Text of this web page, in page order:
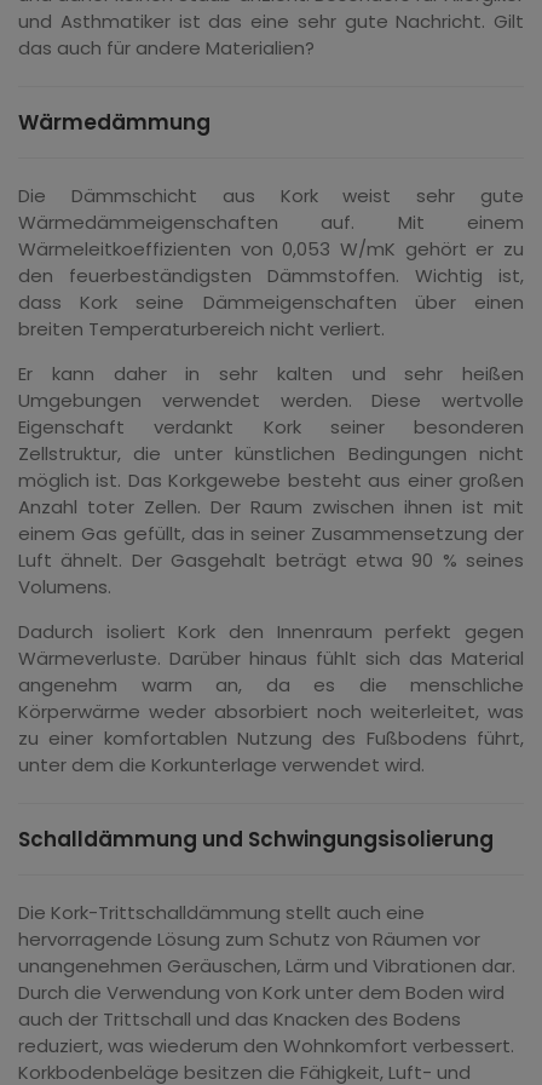
und Asthmatiker ist das eine sehr gute Nachricht. Gilt
das auch für andere Materialien?
Wärmedämmung
Die Dämmschicht aus Kork weist sehr gute
Wärmedämmeigenschaften auf. Mit einem
Wärmeleitkoeffizienten von 0,053 W/mK gehört er zu
den feuerbeständigsten Dämmstoffen. Wichtig ist,
dass Kork seine Dämmeigenschaften über einen
breiten Temperaturbereich nicht verliert.
Er kann daher in sehr kalten und sehr heißen
Umgebungen verwendet werden. Diese wertvolle
Eigenschaft verdankt Kork seiner besonderen
Zellstruktur, die unter künstlichen Bedingungen nicht
möglich ist. Das Korkgewebe besteht aus einer großen
Anzahl toter Zellen. Der Raum zwischen ihnen ist mit
einem Gas gefüllt, das in seiner Zusammensetzung der
Luft ähnelt. Der Gasgehalt beträgt etwa 90 % seines
Volumens.
Dadurch isoliert Kork den Innenraum perfekt gegen
Wärmeverluste. Darüber hinaus fühlt sich das Material
angenehm warm an, da es die menschliche
Körperwärme weder absorbiert noch weiterleitet, was
zu einer komfortablen Nutzung des Fußbodens führt,
unter dem die Korkunterlage verwendet wird.
Schalldämmung und Schwingungsisolierung
Die Kork-Trittschalldämmung stellt auch eine
hervorragende Lösung zum Schutz von Räumen vor
unangenehmen Geräuschen, Lärm und Vibrationen dar.
Durch die Verwendung von Kork unter dem Boden wird
auch der Trittschall und das Knacken des Bodens
reduziert, was wiederum den Wohnkomfort verbessert.
Korkbodenbeläge besitzen die Fähigkeit, Luft- und